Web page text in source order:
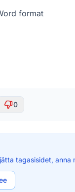
format
0
tagasisidet, anna